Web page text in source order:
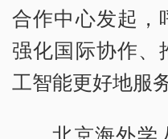
合作中心发起，
强化国际协作、
工智能更好地服